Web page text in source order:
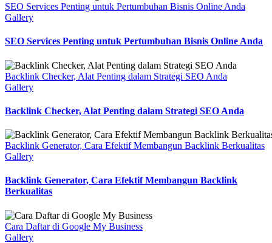
SEO Services Penting untuk Pertumbuhan Bisnis Online Anda
Gallery
SEO Services Penting untuk Pertumbuhan Bisnis Online Anda
Backlink Checker, Alat Penting dalam Strategi SEO Anda
Gallery
Backlink Checker, Alat Penting dalam Strategi SEO Anda
Backlink Generator, Cara Efektif Membangun Backlink Berkualitas
Gallery
Backlink Generator, Cara Efektif Membangun Backlink
Berkualitas
Cara Daftar di Google My Business
Gallery